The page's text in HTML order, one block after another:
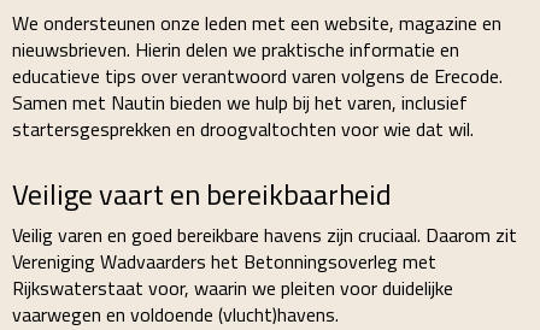
We ondersteunen onze leden met een website, magazine en
nieuwsbrieven. Hierin delen we praktische informatie en
educatieve tips over verantwoord varen volgens de Erecode.
Samen met Nautin bieden we hulp bij het varen, inclusief
startersgesprekken en droogvaltochten voor wie dat wil.
Veilige vaart en bereikbaarheid
Veilig varen en goed bereikbare havens zijn cruciaal. Daarom zit
Vereniging Wadvaarders het Betonningsoverleg met
Rijkswaterstaat voor, waarin we pleiten voor duidelijke
vaarwegen en voldoende (vlucht)havens.